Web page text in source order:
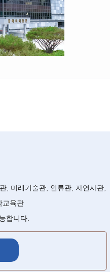
, 미래기술관, 인류관, 자연사관,
교육관
합니다.